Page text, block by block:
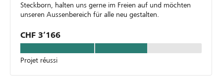
Steckborn, halten uns gerne im Freien auf und möchten
unseren Aussenbereich für alle neu gestalten.
CHF 3’166
Projet réussi